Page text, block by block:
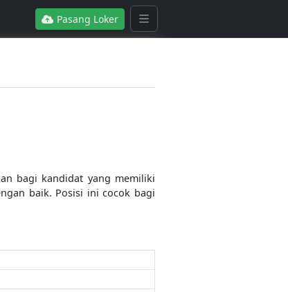
Pasang Loker
bagi kandidat yang memiliki
baik. Posisi ini cocok bagi